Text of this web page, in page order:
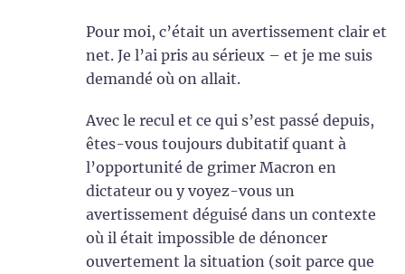
Pour moi, c’était un avertissement clair et
net. Je l’ai pris au sérieux – et je me suis
demandé où on allait.
Avec le recul et ce qui s’est passé depuis,
êtes-vous toujours dubitatif quant à
l’opportunité de grimer Macron en
dictateur ou y voyez-vous un
avertissement déguisé dans un contexte
où il était impossible de dénoncer
ouvertement la situation (soit parce que